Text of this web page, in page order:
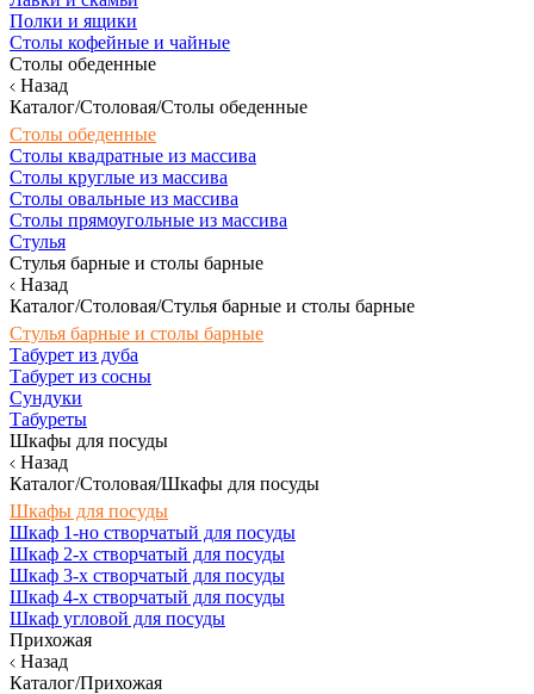
Полки и ящики
Столы кофейные и чайные
Столы обеденные
Назад
Каталог/Столовая/Столы обеденные
Столы обеденные
Столы квадратные из массива
Столы круглые из массива
Столы овальные из массива
Столы прямоугольные из массива
Стулья
Стулья барные и столы барные
Назад
Каталог/Столовая/Стулья барные и столы барные
Стулья барные и столы барные
Табурет из дуба
Табурет из сосны
Сундуки
Табуреты
Шкафы для посуды
Назад
Каталог/Столовая/Шкафы для посуды
Шкафы для посуды
Шкаф 1-но створчатый для посуды
Шкаф 2-х створчатый для посуды
Шкаф 3-х створчатый для посуды
Шкаф 4-х створчатый для посуды
Шкаф угловой для посуды
Прихожая
Назад
Каталог/Прихожая